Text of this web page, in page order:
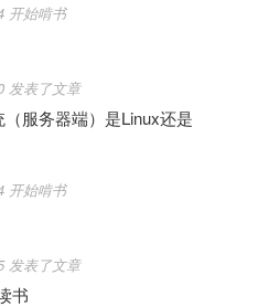
开始啃书
发表了文章
服务器端）是Linux还是
开始啃书
发表了文章
书